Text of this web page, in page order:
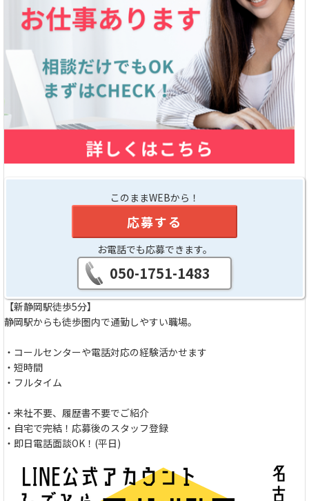
このままWEBから！
応募する
お電話でも応募できます。
050-1751-1483
【新静岡駅徒歩5分】
静岡駅からも徒歩圏内で通勤しやすい職場。
・コールセンターや電話対応の経験活かせます
・短時間
・フルタイム
・来社不要、履歴書不要でご紹介
・自宅で完結！応募後のスタッフ登録
・即日電話面談OK！(平日)